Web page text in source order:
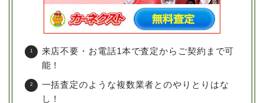
来店不要・お電話1本で査定からご契約まで可
能！
一括査定のような複数業者とのやりとりはな
し！